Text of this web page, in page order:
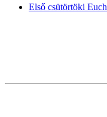
Első csütörtöki